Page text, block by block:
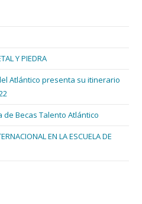
Y PIEDRA
Atlántico presenta su itinerario
Becas Talento Atlántico
EN LA ESCUELA DE